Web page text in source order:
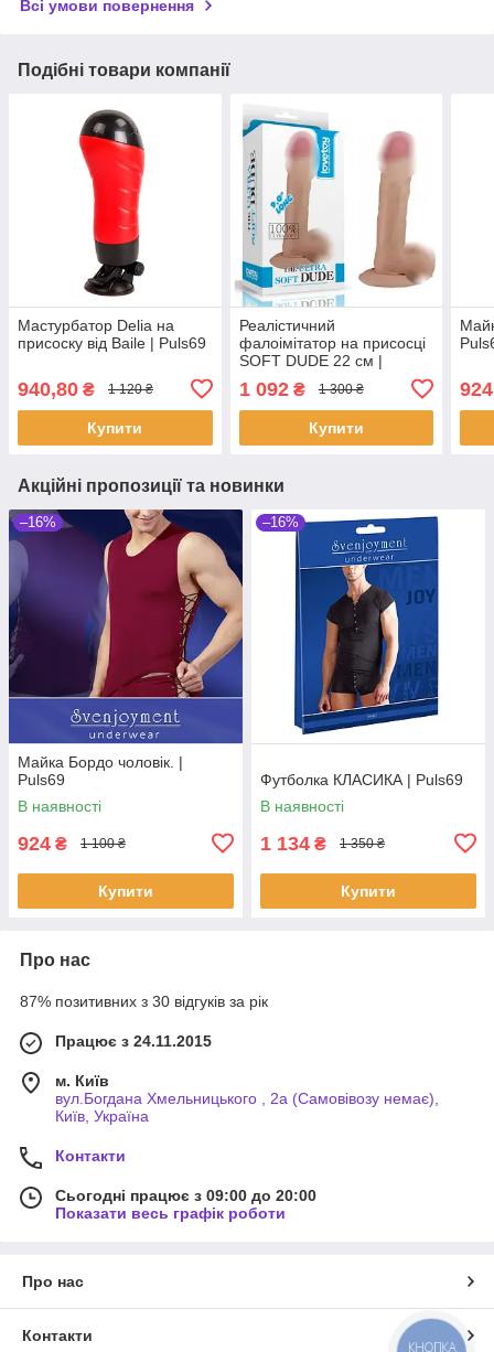
Всі умови повернення
Подібні товари компанії
Мастурбатор Delia на
присоску від Baile | Puls69
940,80 ₴ 1 120 ₴
Купити
Реалістичний
фалоімітатор на присосці
SOFT DUDE 22 см |
1 092₴ 1 300 ₴
Купити
924
Акційні пропозиції та новинки
–16%
Майка Бордо чоловік. |
Puls69
В наявності
924 ₴ 1 100 ₴
Купити
–16%
Футболка КЛАСИКА | Puls69
В наявності
1 134 ₴ 1 350 ₴
Купити
Про нас
87% позитивних з 30 відгуків за рік
Працює з 24.11.2015
м. Київ
вул.Богдана Хмельницького , 2а (Самовівозу немає),
Київ, Україна
Контакти
Сьогодні працює з 09:00 до 20:00
Показати весь графік роботи
Про нас
Контакти
КНОПКА